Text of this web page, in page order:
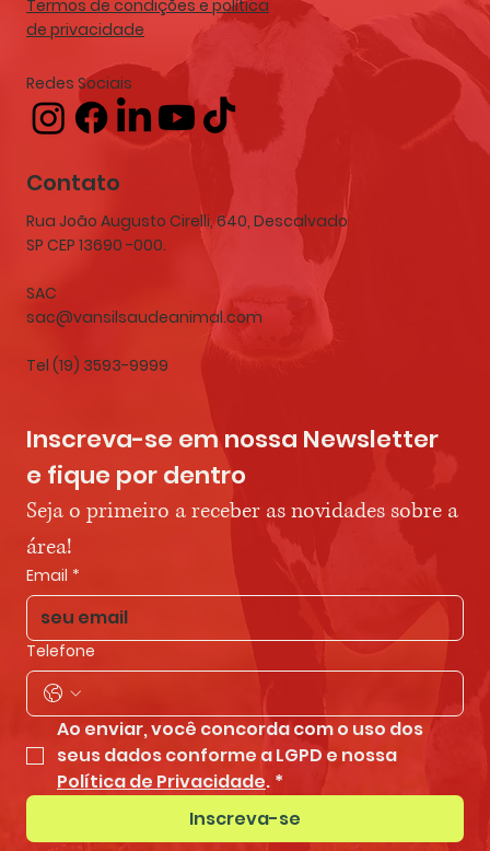
Termos de condições e política
de privacidade
Redes Sociais
Contato
Rua João Augusto Cirelli, 640, Descalvado
SP CEP 13690 -000.
SAC
sac@vansilsaudeanimal.com
Tel (19) 3593-9999
Inscreva-se em nossa Newsletter
e fique por dentro
Seja o primeiro a receber as novidades sobre a
área!
Email *
Telefone
Ao enviar, você concorda com o uso dos
Política de Privacidade. *
Inscreva-se